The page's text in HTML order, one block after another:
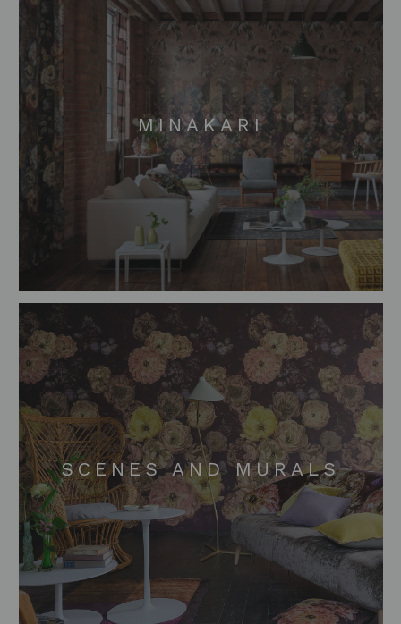
MINAKARI
SCENES AND MURALS